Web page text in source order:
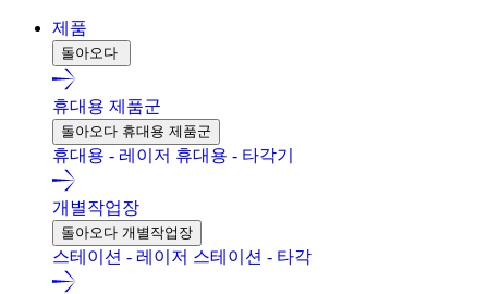
제품
돌아오다
휴대용 제품군
돌아오다 휴대용 제품군
휴대용 - 레이저 휴대용 - 타각기
개별작업장
돌아오다 개별작업장
스테이션 - 레이저 스테이션 - 타각